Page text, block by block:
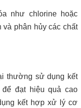
như chlorine hoặc
và phân hủy các chất
thường sử dụng kết
đạt hiệu quả cao
kết hợp xử lý cơ